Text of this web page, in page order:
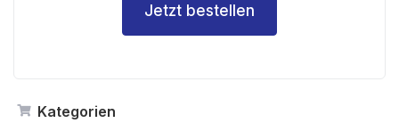
Kategorien
Jetzt bestellen